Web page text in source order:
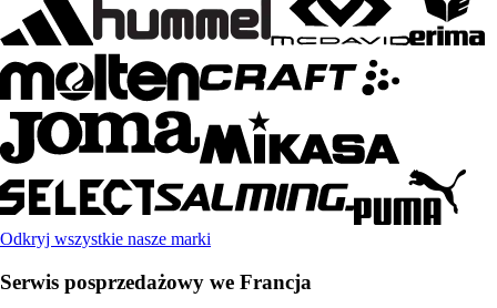
Odkryj wszystkie nasze marki
Serwis posprzedażowy we Francja